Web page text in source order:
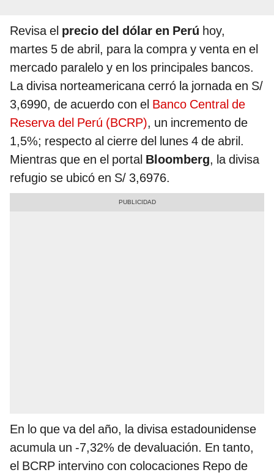
Revisa el precio del dólar en Perú hoy,
martes 5 de abril, para la compra y venta en el
mercado paralelo y en los principales bancos.
La divisa norteamericana cerró la jornada en S/
3,6990, de acuerdo con el Banco Central de
Reserva del Perú (BCRP), un incremento de
1,5%; respecto al cierre del lunes 4 de abril.
Mientras que en el portal Bloomberg, la divisa
refugio se ubicó en S/ 3,6976.
En lo que va del año, la divisa estadounidense
acumula un -7,32% de devaluación. En tanto,
el BCRP intervino con colocaciones Repo de